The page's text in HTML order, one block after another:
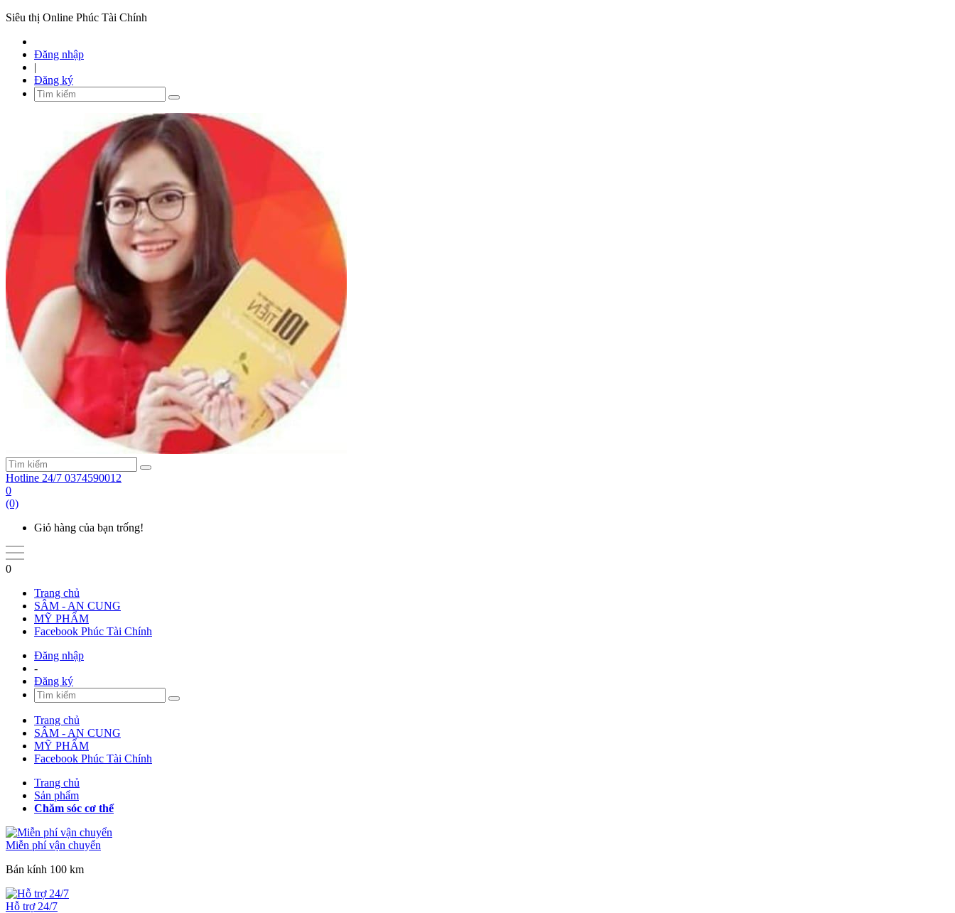
Siêu thị Online Phúc Tài Chính
Đăng nhập
|
Đăng ký
Hotline 24/7 0374590012
0
(0)
Giỏ hàng của bạn trống!
0
Trang chủ
SÂM - AN CUNG
MỸ PHẨM
Facebook Phúc Tài Chính
Đăng nhập
-
Đăng ký
Trang chủ
SÂM - AN CUNG
MỸ PHẨM
Facebook Phúc Tài Chính
Trang chủ
Sản phẩm
Chăm sóc cơ thể
Miễn phí vận chuyển
Bán kính 100 km
Hỗ trợ 24/7